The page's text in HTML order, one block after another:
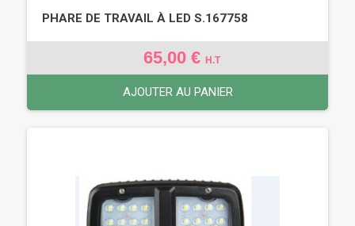
PHARE DE TRAVAIL À LED S.167758
65,00 € H.T
AJOUTER AU PANIER